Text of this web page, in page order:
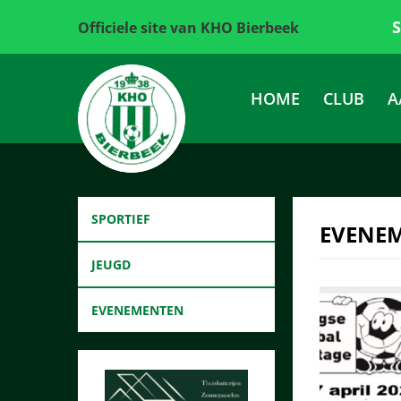
Officiele site van KHO Bierbeek
HOME CLUB
SPORTIEF
JEUGD
EVENEMENTEN